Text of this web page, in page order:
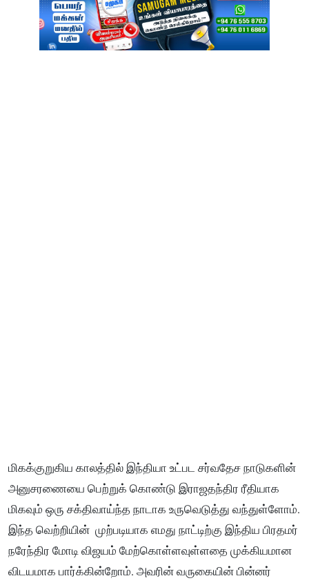
மிகக்குறுகிய காலத்தில் இந்தியா உட்பட சர்வதேச நாடுகளின்
அனுசரணையை பெற்றுக் கொண்டு இராஜதந்திர ரீதியாக
மிகவும் ஒரு சக்திவாய்ந்த நாடாக உருவெடுத்து வந்துள்ளோம்.
இந்த வெற்றியின் முற்படியாக எமது நாட்டிற்கு இந்திய பிரதமர்
நரேந்திர மோடி விஜயம் மேற்கொள்ளவுள்ளதை முக்கியமான
விடயமாக பார்க்கின்றோம். அவரின் வருகையின் பின்னர்